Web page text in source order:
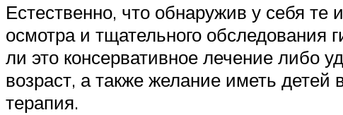
Естественно, что обнаружив у себя
осмотра и тщательного обследования
ли это консервативное лечение либо
возраст, а также желание иметь
терапия.